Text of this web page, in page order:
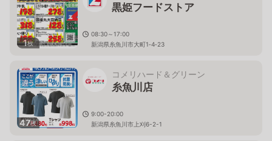
1枚
黒姫フードストア
08:30～17:00
新潟県糸魚川市大町1‐4‐23
47枚
コメリハード＆グリーン
糸魚川店
9:00-20:00
新潟県糸魚川市上刈6-2-1